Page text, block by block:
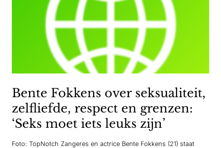
Bente Fokkens over seksualiteit,
zelfliefde, respect en grenzen:
‘Seks moet iets leuks zijn’
Foto: TopNotch Zangeres en actrice Bente Fokkens (21) staat